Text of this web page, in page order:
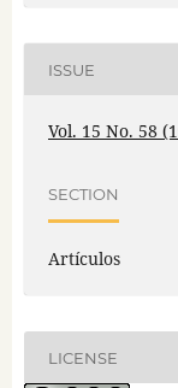
ISSUE
Vol. 15 No. 58
SECTION
Artículos
LICENSE